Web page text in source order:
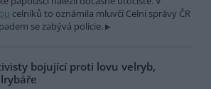
celníků to oznámila mluvčí Celní správy ČR
se zabývá policie.
bojující proti lovu velryb,